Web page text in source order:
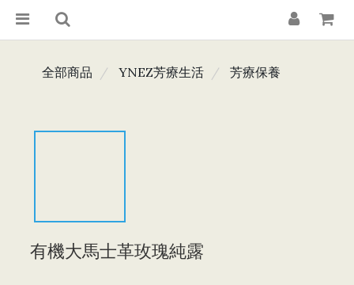
全部商品 YNEZ芳療生活 芳療保養
有機大馬士革玫瑰純露